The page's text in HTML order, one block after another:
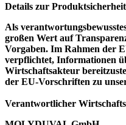
Details zur
Als
großen Wert auf
Vorgaben. Im Rahmen der
verpflichtet, Informationen
Wirtschaftsakteur
der EU-Vorschriften zu
Verantwortlicher